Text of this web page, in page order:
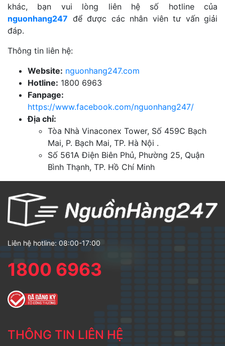
khác, bạn vui lòng liên hệ số hotline của
nguonhang247 để được các nhân viên tư vấn giải
đáp.
Thông tin liên hệ:
Website: nguonhang247.com
Hotline: 1800 6963
Fanpage:
https://www.facebook.com/nguonhang247/
Địa chỉ:
Tòa Nhà Vinaconex Tower, Số 459C Bạch
Mai, P. Bạch Mai, TP. Hà Nội .
Số 561A Điện Biên Phủ, Phường 25, Quận
Bình Thạnh, TP. Hồ Chí Minh
Liên hệ hotline: 08:00-17:00
1800 6963
THÔNG TIN LIÊN HỆ